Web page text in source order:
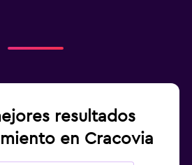
resultados
en Cracovia